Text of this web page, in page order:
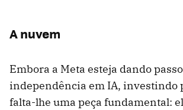
A nuvem
Embora a Meta esteja dando
independência em IA, investindo
falta-lhe uma peça fundamental: